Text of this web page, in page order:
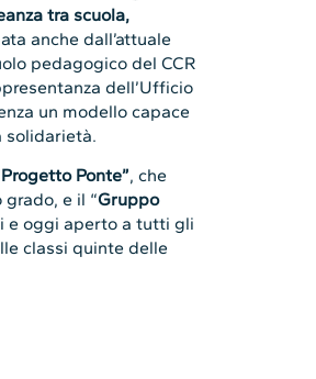
tra scuola,
anche dall’attuale
pedagogico del CCR
dell’Ufficio
un modello capace
solidarietà.
Progetto Ponte”, che
e il “Gruppo
e oggi aperto a tutti gli
classi quinte delle